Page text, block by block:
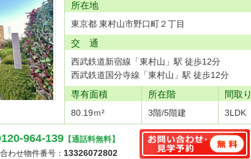
所在地
東京都 東村山市野口町２丁目
交 通
西武鉄道新宿線「東村山」駅 徒歩12分
西武鉄道国分寺線「東村山」駅 徒歩12分
専有面積
80.19ｍ²
所在階
3階/5階建
間取り
3LDK
964-139 【通話料無料】
わせ物件番号：13326072802